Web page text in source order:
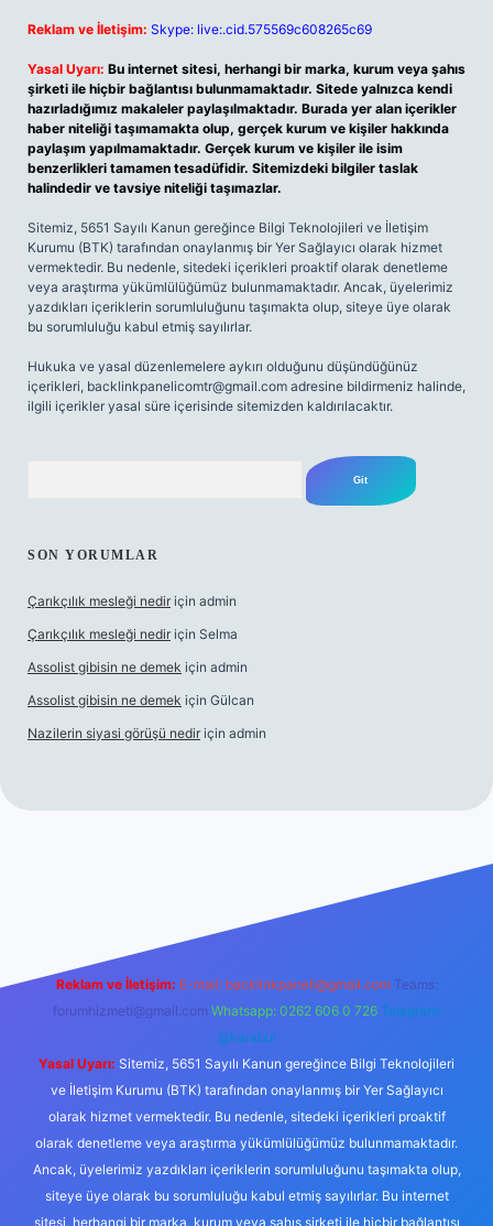
Reklam ve İletişim: Skype: live:.cid.575569c608265c69
Yasal Uyarı: Bu internet sitesi, herhangi bir marka, kurum veya şahıs
şirketi ile hiçbir bağlantısı bulunmamaktadır. Sitede yalnızca kendi
hazırladığımız makaleler paylaşılmaktadır. Burada yer alan içerikler
haber niteliği taşımamakta olup, gerçek kurum ve kişiler hakkında
paylaşım yapılmamaktadır. Gerçek kurum ve kişiler ile isim
benzerlikleri tamamen tesadüfidir. Sitemizdeki bilgiler taslak
halindedir ve tavsiye niteliği taşımazlar.
Sitemiz, 5651 Sayılı Kanun gereğince Bilgi Teknolojileri ve İletişim
Kurumu (BTK) tarafından onaylanmış bir Yer Sağlayıcı olarak hizmet
vermektedir. Bu nedenle, sitedeki içerikleri proaktif olarak denetleme
veya araştırma yükümlülüğümüz bulunmamaktadır. Ancak, üyelerimiz
yazdıkları içeriklerin sorumluluğunu taşımakta olup, siteye üye olarak
bu sorumluluğu kabul etmiş sayılırlar.
Hukuka ve yasal düzenlemelere aykırı olduğunu düşündüğünüz
içerikleri, backlinkpanelicomtr@gmail.com adresine bildirmeniz halinde,
ilgili içerikler yasal süre içerisinde sitemizden kaldırılacaktır.
SON YORUMLAR
Çarıkçılık mesleği nedir için admin
Çarıkçılık mesleği nedir için Selma
Assolist gibisin ne demek için admin
Assolist gibisin ne demek için Gülcan
Nazilerin siyasi görüşü nedir için admin
Reklam ve İletişim: E-mail: backlinkpaneli@gmail.com Teams:
forumhizmeti@gmail.com Whatsapp: 0262 606 0 726 Telegram:
@karabul
Yasal Uyarı: Sitemiz, 5651 Sayılı Kanun gereğince Bilgi Teknolojileri
ve İletişim Kurumu (BTK) tarafından onaylanmış bir Yer Sağlayıcı
olarak hizmet vermektedir. Bu nedenle, sitedeki içerikleri proaktif
olarak denetleme veya araştırma yükümlülüğümüz bulunmamaktadır.
Ancak, üyelerimiz yazdıkları içeriklerin sorumluluğunu taşımakta olup,
siteye üye olarak bu sorumluluğu kabul etmiş sayılırlar. Bu internet
sitesi, herhangi bir marka, kurum veya şahıs şirketi ile hiçbir bağlantısı